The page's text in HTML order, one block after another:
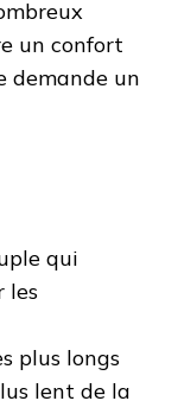
un confort
demande un
qui
les
plus longs
lent de la